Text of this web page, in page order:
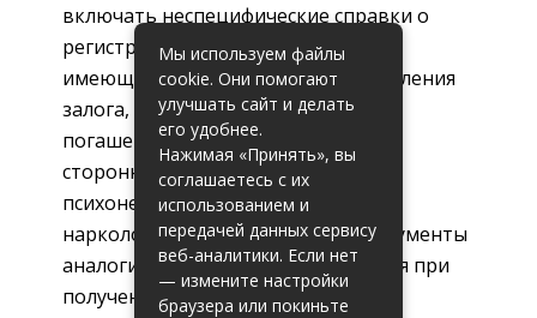
включать неспецифические справки о
регистрации, (прописке), наличии
имеющегося имущества для оформления
залога, выписки по депозитам,
погашенные кредитные договора
сторонних банков, формы из
психоневрологического и
наркологического диспансера (документы
аналогичны тем, которые выдаются при
получении прав).
Мы используем файлы
cookie. Они помогают
улучшать сайт и делать
его удобнее.
Нажимая «Принять», вы
соглашаетесь с их
использованием и
передачей данных сервису
веб-аналитики. Если нет
— измените настройки
браузера или покиньте